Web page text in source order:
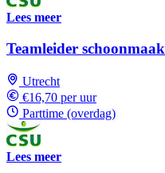
Lees meer
Teamleider schoonmaak
Utrecht
€16,70 per uur
Parttime (overdag)
Lees meer